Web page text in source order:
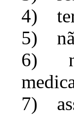
4) ter
5)
6)
7)